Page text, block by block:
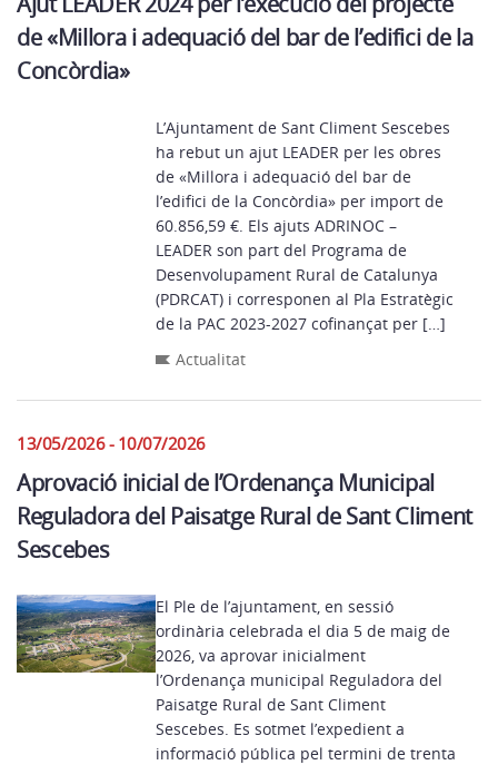
de «Millora i adequació del bar de l’edifici de la
Concòrdia»
L’Ajuntament de Sant Climent Sescebes
ha rebut un ajut LEADER per les obres
de «Millora i adequació del bar de
l’edifici de la Concòrdia» per import de
60.856,59 €. Els ajuts ADRINOC –
LEADER son part del Programa de
Desenvolupament Rural de Catalunya
(PDRCAT) i corresponen al Pla Estratègic
de la PAC 2023-2027 cofinançat per […]
Actualitat
13/05/2026 - 10/07/2026
Aprovació inicial de l’Ordenança Municipal
Reguladora del Paisatge Rural de Sant Climent
Sescebes
El Ple de l’ajuntament, en sessió
ordinària celebrada el dia 5 de maig de
2026, va aprovar inicialment
l’Ordenança municipal Reguladora del
Paisatge Rural de Sant Climent
Sescebes. Es sotmet l’expedient a
informació pública pel termini de trenta